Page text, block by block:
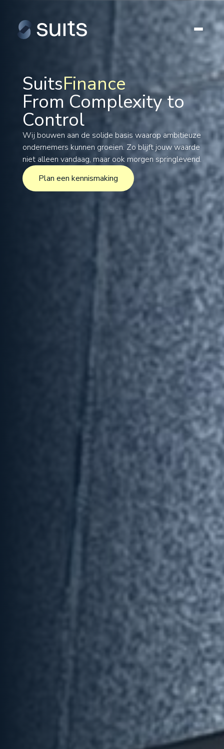
SuitsFinance
Tax
Legal
Formations
International
Projects
From Complexity to
Control
Wij bouwen aan de solide basis waarop ambitieuze
ondernemers kunnen groeien. Zo blijft jouw waarde
niet alleen vandaag, maar ook morgen springlevend.
Plan een kennismaking